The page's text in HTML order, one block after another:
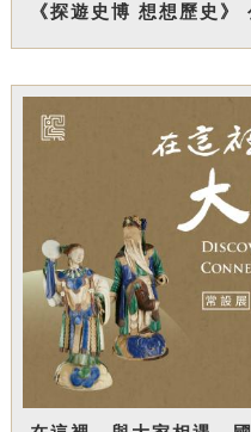
《探遊史博 想想歷史